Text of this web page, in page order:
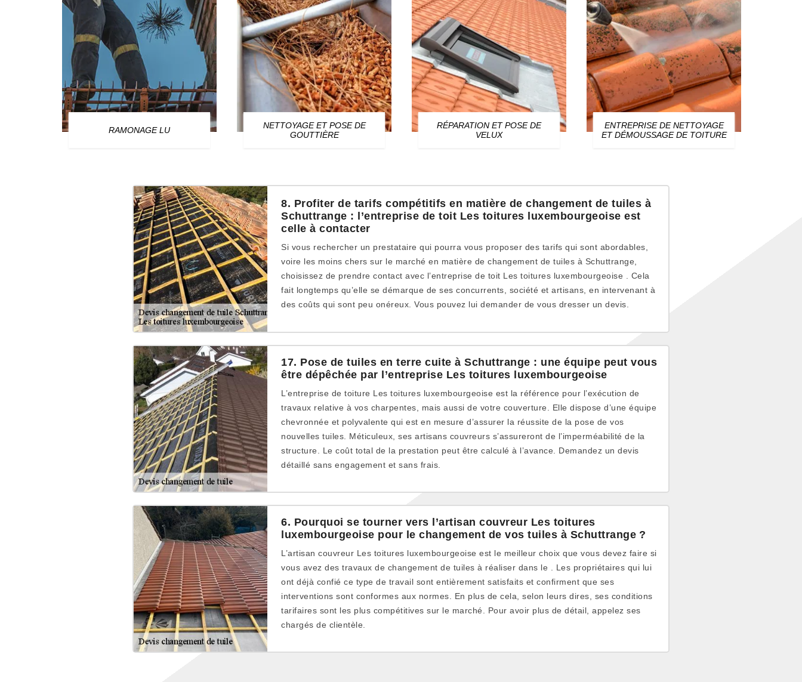
RAMONAGE LU
NETTOYAGE ET POSE DE
GOUTTIÈRE
RÉPARATION ET POSE DE
VELUX
ENTREPRISE DE NETTOYAGE
ET DÉMOUSSAGE DE TOITURE
8. Profiter de tarifs compétitifs en matière de changement de tuiles à
Schuttrange : l’entreprise de toit Les toitures luxembourgeoise est
celle à contacter
Si vous rechercher un prestataire qui pourra vous proposer des tarifs qui sont abordables,
voire les moins chers sur le marché en matière de changement de tuiles à Schuttrange,
choisissez de prendre contact avec l’entreprise de toit Les toitures luxembourgeoise . Cela
fait longtemps qu’elle se démarque de ses concurrents, société et artisans, en intervenant à
des coûts qui sont peu onéreux. Vous pouvez lui demander de vous dresser un devis.
17. Pose de tuiles en terre cuite à Schuttrange : une équipe peut vous
être dépêchée par l’entreprise Les toitures luxembourgeoise
L’entreprise de toiture Les toitures luxembourgeoise est la référence pour l’exécution de
travaux relative à vos charpentes, mais aussi de votre couverture. Elle dispose d’une équipe
chevronnée et polyvalente qui est en mesure d’assurer la réussite de la pose de vos
nouvelles tuiles. Méticuleux, ses artisans couvreurs s’assureront de l’imperméabilité de la
structure. Le coût total de la prestation peut être calculé à l’avance. Demandez un devis
détaillé sans engagement et sans frais.
6. Pourquoi se tourner vers l’artisan couvreur Les toitures
luxembourgeoise pour le changement de vos tuiles à Schuttrange ?
L’artisan couvreur Les toitures luxembourgeoise est le meilleur choix que vous devez faire si
vous avez des travaux de changement de tuiles à réaliser dans le . Les propriétaires qui lui
ont déjà confié ce type de travail sont entièrement satisfaits et confirment que ses
interventions sont conformes aux normes. En plus de cela, selon leurs dires, ses conditions
tarifaires sont les plus compétitives sur le marché. Pour avoir plus de détail, appelez ses
chargés de clientèle.